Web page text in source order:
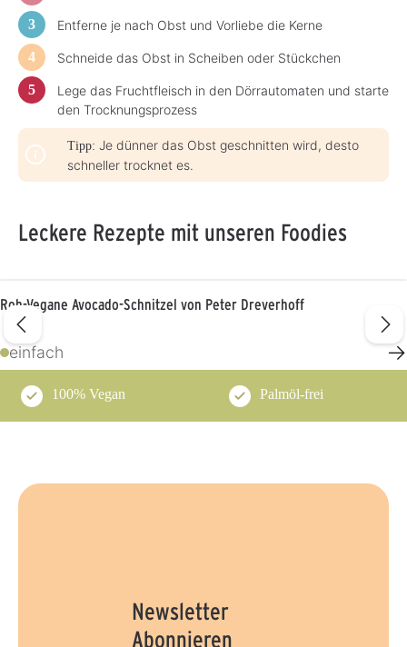
Entferne je nach Obst und Vorliebe die Kerne
Schneide das Obst in Scheiben oder Stückchen
Lege das Fruchtfleisch in den Dörrautomaten und starte
den Trocknungsprozess
Tipp: Je dünner das Obst geschnitten wird, desto
schneller trocknet es.
Leckere Rezepte mit unseren Foodies
Roh-Vegane Avocado-Schnitzel von Peter Dreverhoff
einfach →
100% Vegan Palmöl-frei
Newsletter
Abonnieren